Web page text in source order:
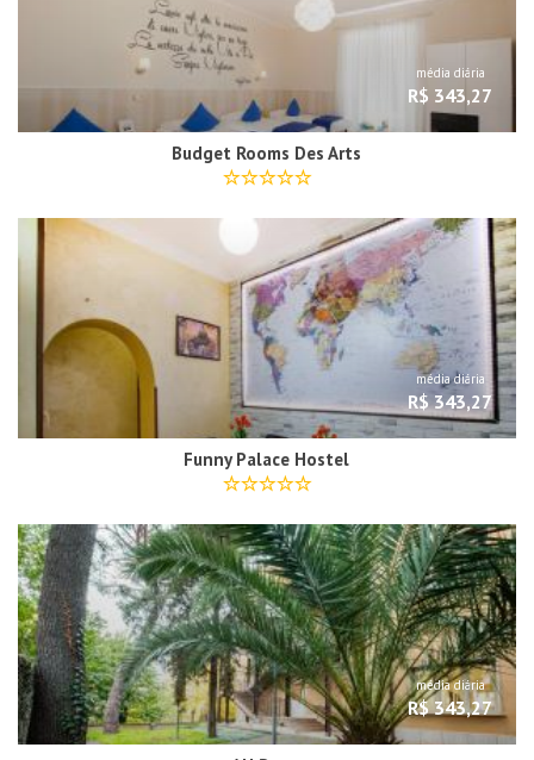
média diária
R$ 343,27
Budget Rooms Des Arts
média diária
R$ 343,27
Funny Palace Hostel
média diária
R$ 343,27